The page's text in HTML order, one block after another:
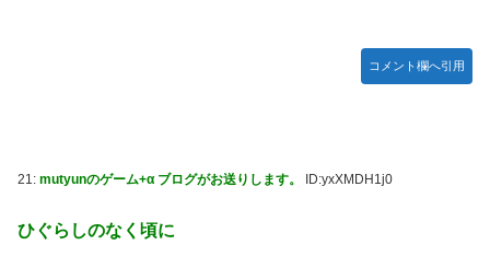
コメント欄へ引用
21: mutyunのゲーム+α ブログがお送りします。 ID:yxXMDH1j0
ひぐらしのなく頃に